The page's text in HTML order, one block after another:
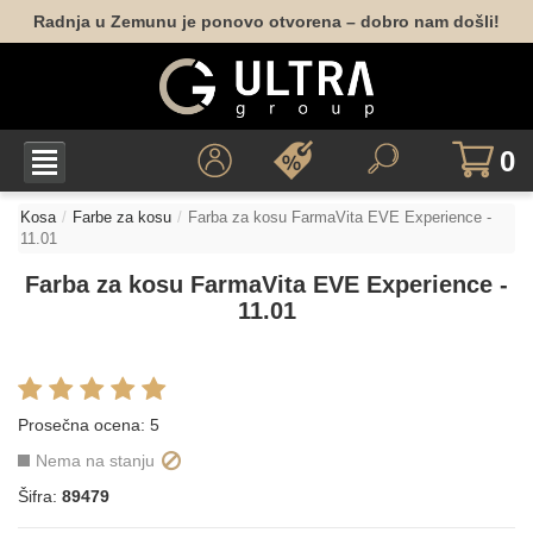
Radnja u Zemunu je ponovo otvorena – dobro nam došli!
0
Kosa Farbe za kosu
Farba za kosu FarmaVita EVE Experience -
11.01
Farba za kosu FarmaVita EVE Experience -
11.01
Prosečna ocena: 5
Nema na stanju
Šifra: 89479